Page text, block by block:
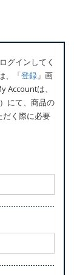
グインしてく
、「登録 」画
Accountは、
にて、商品の
だく際に必要